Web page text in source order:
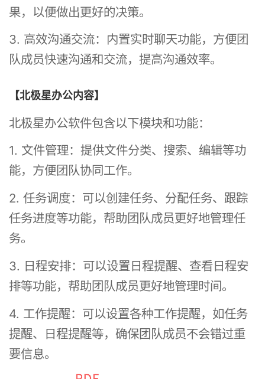
果，以便做出更好的决策。
3. 高效沟通交流：内置实时聊天功能，方便团
队成员快速沟通和交流，提高沟通效率。
【北极星办公内容】
北极星办公软件包含以下模块和功能：
1. 文件管理：提供文件分类、搜索、编辑等功
能，方便团队协同工作。
2. 任务调度：可以创建任务、分配任务、跟踪
任务进度等功能，帮助团队成员更好地管理任
务。
3. 日程安排：可以设置日程提醒、查看日程安
排等功能，帮助团队成员更好地管理时间。
4. 工作提醒：可以设置各种工作提醒，如任务
提醒、日程提醒等，确保团队成员不会错过重
要信息。